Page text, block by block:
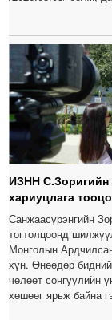
ИЗНН С.Зоригийн
хариуцлага
Санжаасүрэнгийн
тогтолцоонд
Монголын
хүн. Өнөөдөр
чөлөөт сонгуулийн
хөшөөг ярьж байна